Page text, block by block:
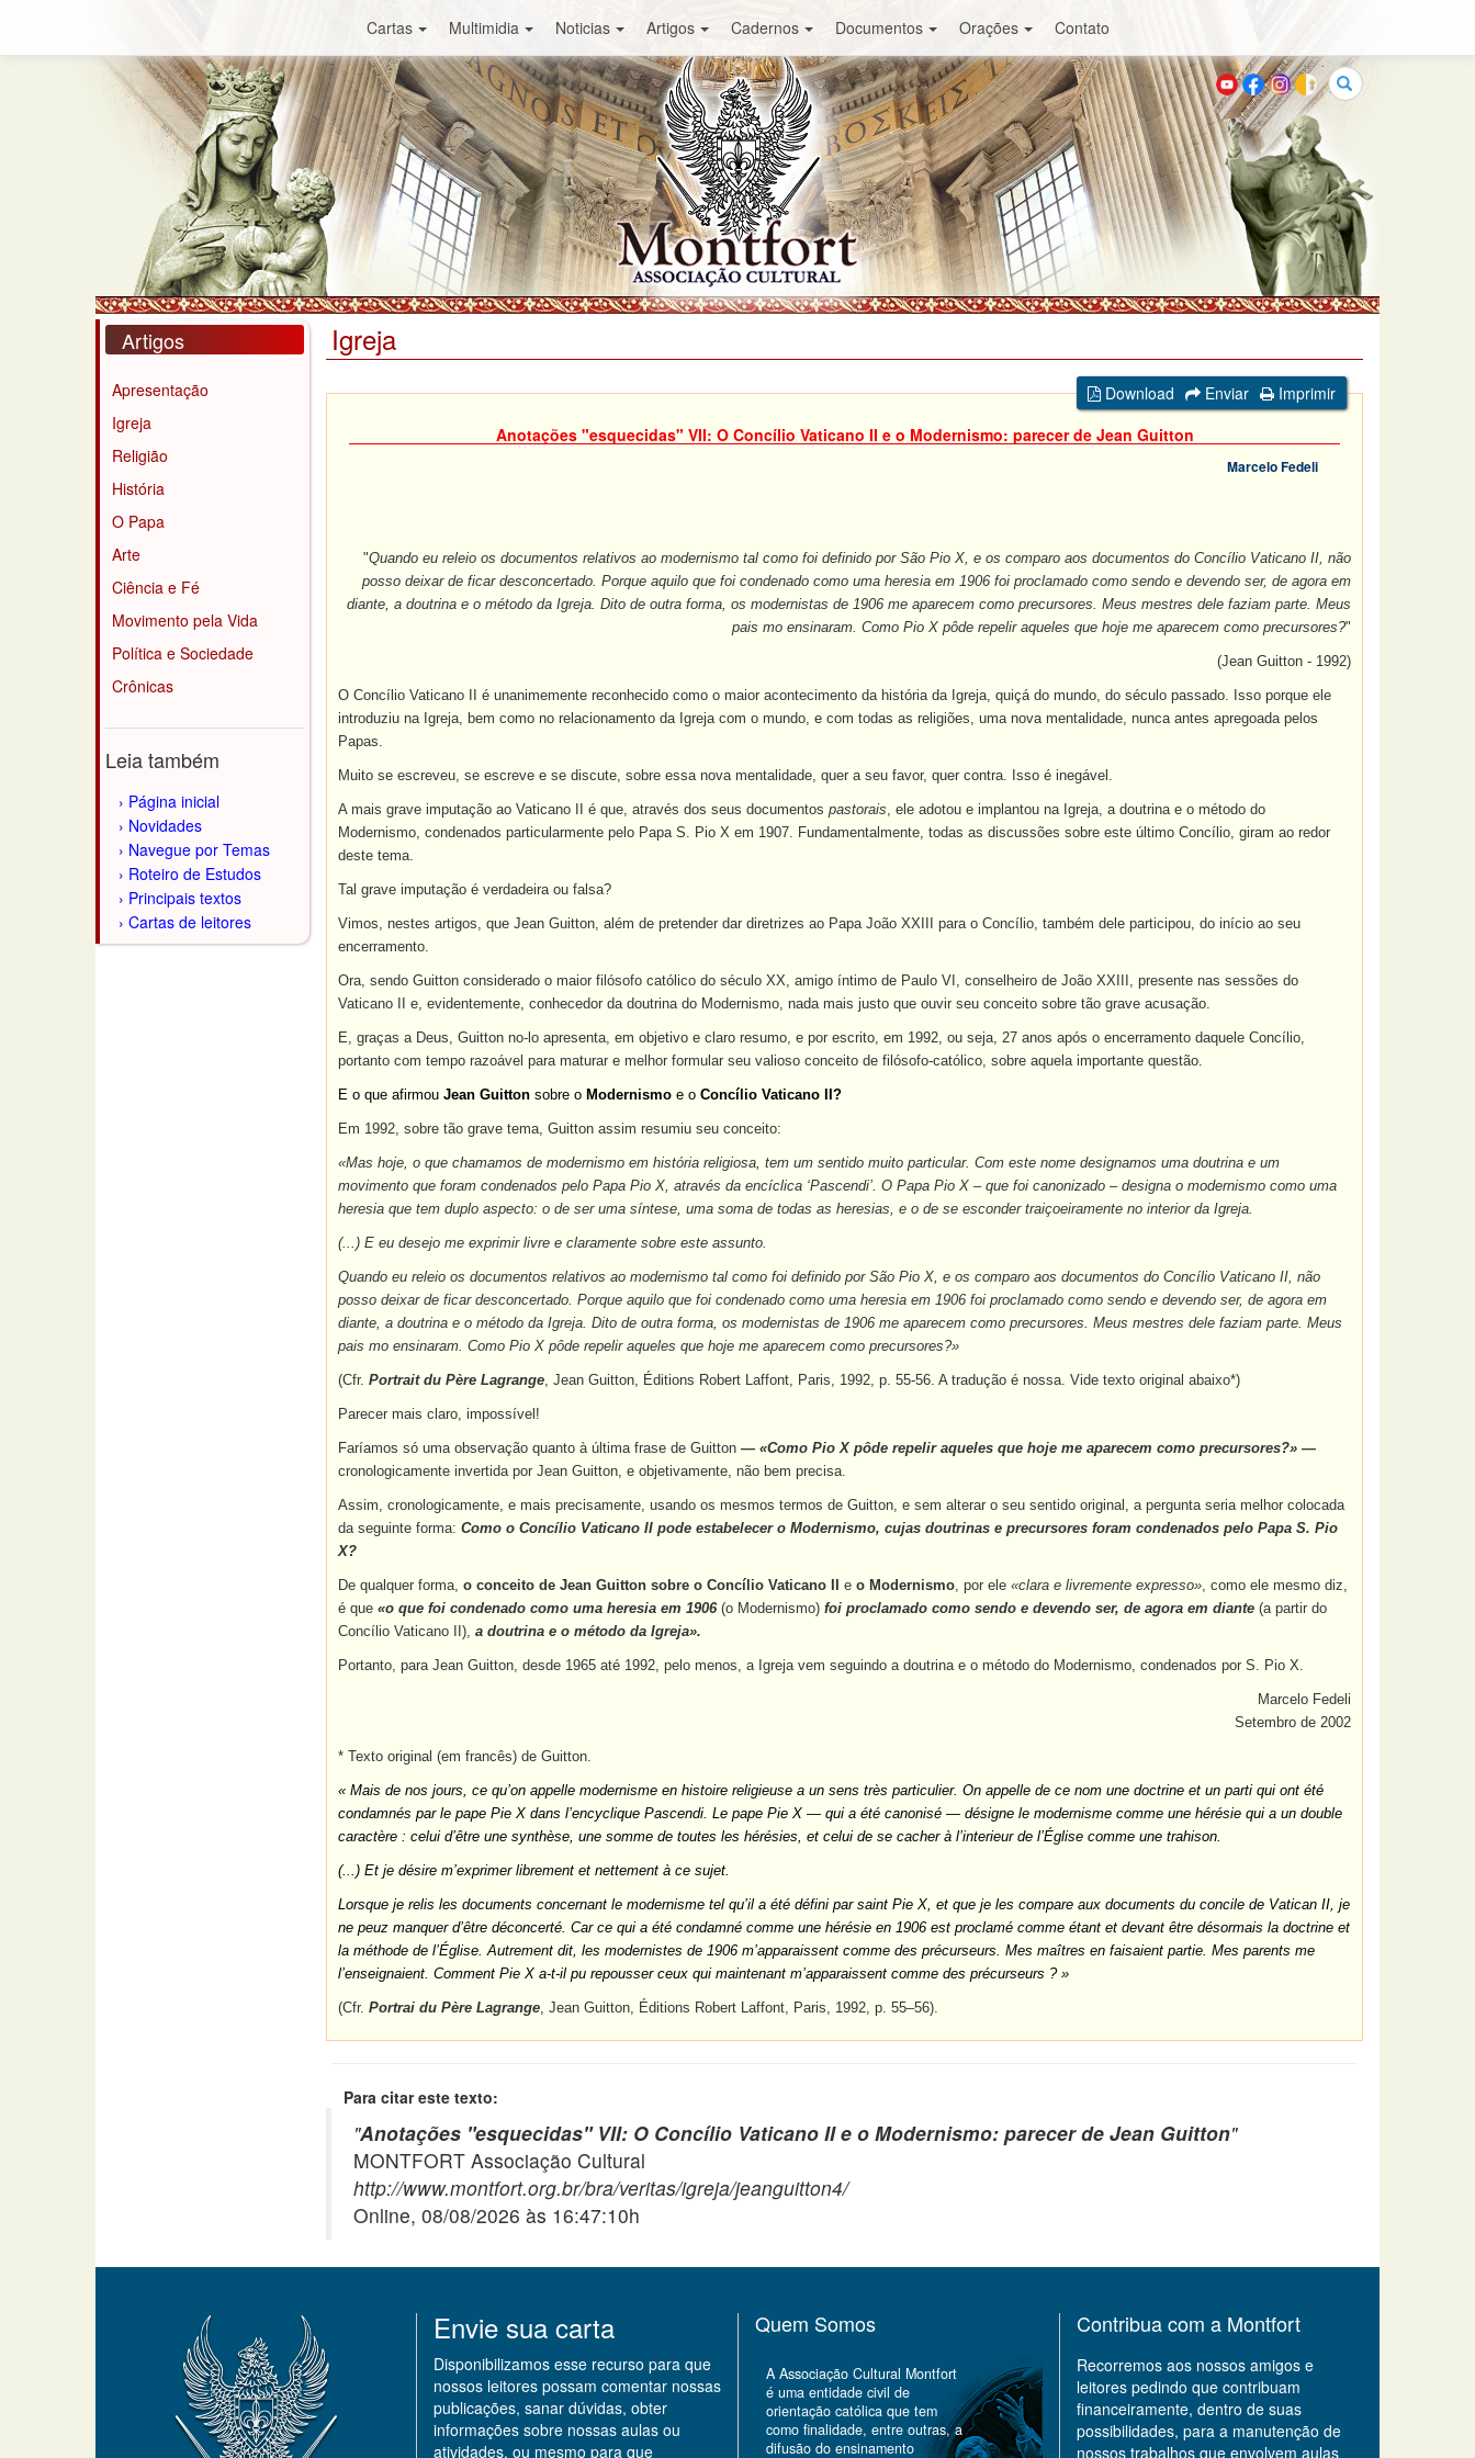
Cartas Multimidia Noticias Artigos Cadernos Documentos Orações Contato
Buscar
Artigos
Apresentação
Igreja
Religião
História
O Papa
Arte
Ciência e Fé
Movimento pela Vida
Política e Sociedade
Crônicas
Leia também
Página inicial
Novidades
Navegue por Temas
Roteiro de Estudos
Principais textos
Cartas de leitores
Igreja
Download Enviar
Imprimir
Anotações "esquecidas" VII: O Concílio Vaticano II e o Modernismo: parecer de Jean Guitton
Marcelo Fedeli
"Quando eu releio os documentos relativos ao modernismo tal como foi definido por São Pio X, e os comparo aos documentos do Concílio Vaticano II, não
posso deixar de ficar desconcertado. Porque aquilo que foi condenado como uma heresia em 1906 foi proclamado como sendo e devendo ser, de agora em
diante, a doutrina e o método da Igreja. Dito de outra forma, os modernistas de 1906 me aparecem como precursores. Meus mestres dele faziam parte. Meus
pais mo ensinaram. Como Pio X pôde repelir aqueles que hoje me aparecem como precursores?"
(Jean Guitton - 1992)
O Concílio Vaticano II é unanimemente reconhecido como o maior acontecimento da história da Igreja, quiçá do mundo, do século passado. Isso porque ele
introduziu na Igreja, bem como no relacionamento da Igreja com o mundo, e com todas as religiões, uma nova mentalidade, nunca antes apregoada pelos
Papas.
Muito se escreveu, se escreve e se discute, sobre essa nova mentalidade, quer a seu favor, quer contra. Isso é inegável.
A mais grave imputação ao Vaticano II é que, através dos seus documentos pastorais, ele adotou e implantou na Igreja, a doutrina e o método do
Modernismo, condenados particularmente pelo Papa S. Pio X em 1907. Fundamentalmente, todas as discussões sobre este último Concílio, giram ao redor
deste tema.
Tal grave imputação é verdadeira ou falsa?
Vimos, nestes artigos, que Jean Guitton, além de pretender dar diretrizes ao Papa João XXIII para o Concílio, também dele participou, do início ao seu
encerramento.
Ora, sendo Guitton considerado o maior filósofo católico do século XX, amigo íntimo de Paulo VI, conselheiro de João XXIII, presente nas sessões do
Vaticano II e, evidentemente, conhecedor da doutrina do Modernismo, nada mais justo que ouvir seu conceito sobre tão grave acusação.
E, graças a Deus, Guitton no-lo apresenta, em objetivo e claro resumo, e por escrito, em 1992, ou seja, 27 anos após o encerramento daquele Concílio,
portanto com tempo razoável para maturar e melhor formular seu valioso conceito de filósofo-católico, sobre aquela importante questão.
E o que afirmou Jean Guitton sobre o Modernismo e o Concílio Vaticano II?
Em 1992, sobre tão grave tema, Guitton assim resumiu seu conceito:
«Mas hoje, o que chamamos de modernismo em história religiosa, tem um sentido muito particular. Com este nome designamos uma doutrina e um
movimento que foram condenados pelo Papa Pio X, através da encíclica ‘Pascendi’. O Papa Pio X – que foi canonizado – designa o modernismo como uma
heresia que tem duplo aspecto: o de ser uma síntese, uma soma de todas as heresias, e o de se esconder traiçoeiramente no interior da Igreja.
(...) E eu desejo me exprimir livre e claramente sobre este assunto.
Quando eu releio os documentos relativos ao modernismo tal como foi definido por São Pio X, e os comparo aos documentos do Concílio Vaticano II, não
posso deixar de ficar desconcertado. Porque aquilo que foi condenado como uma heresia em 1906 foi proclamado como sendo e devendo ser, de agora em
diante, a doutrina e o método da Igreja. Dito de outra forma, os modernistas de 1906 me aparecem como precursores. Meus mestres dele faziam parte. Meus
pais mo ensinaram. Como Pio X pôde repelir aqueles que hoje me aparecem como precursores?»
(Cfr. Portrait du Père Lagrange, Jean Guitton, Éditions Robert Laffont, Paris, 1992, p. 55-56. A tradução é nossa. Vide texto original abaixo*)
Parecer mais claro, impossível!
Faríamos só uma observação quanto à última frase de Guitton — «Como Pio X pôde repelir aqueles que hoje me aparecem como precursores?» —
cronologicamente invertida por Jean Guitton, e objetivamente, não bem precisa.
Assim, cronologicamente, e mais precisamente, usando os mesmos termos de Guitton, e sem alterar o seu sentido original, a pergunta seria melhor colocada
da seguinte forma: Como o Concílio Vaticano II pode estabelecer o Modernismo, cujas doutrinas e precursores foram condenados pelo Papa S. Pio
X?
De qualquer forma, o conceito de Jean Guitton sobre o Concílio Vaticano II e o Modernismo, por ele «clara e livremente expresso», como ele mesmo diz,
é que «o que foi condenado como uma heresia em 1906 (o Modernismo) foi proclamado como sendo e devendo ser, de agora em diante (a partir do
Concílio Vaticano II), a doutrina e o método da Igreja».
Portanto, para Jean Guitton, desde 1965 até 1992, pelo menos, a Igreja vem seguindo a doutrina e o método do Modernismo, condenados por S. Pio X.
Marcelo Fedeli
Setembro de 2002
* Texto original (em francês) de Guitton.
« Mais de nos jours, ce qu’on appelle modernisme en histoire religieuse a un sens très particulier. On appelle de ce nom une doctrine et un parti qui ont été
condamnés par le pape Pie X dans l’encyclique Pascendi. Le pape Pie X — qui a été canonisé — désigne le modernisme comme une hérésie qui a un double
caractère : celui d’être une synthèse, une somme de toutes les hérésies, et celui de se cacher à l’interieur de l’Église comme une trahison.
(...) Et je désire m’exprimer librement et nettement à ce sujet.
Lorsque je relis les documents concernant le modernisme tel qu’il a été défini par saint Pie X, et que je les compare aux documents du concile de Vatican II, je
ne peuz manquer d’être déconcerté. Car ce qui a été condamné comme une hérésie en 1906 est proclamé comme étant et devant être désormais la doctrine et
la méthode de l’Église. Autrement dit, les modernistes de 1906 m’apparaissent comme des précurseurs. Mes maîtres en faisaient partie. Mes parents me
l’enseignaient. Comment Pie X a-t-il pu repousser ceux qui maintenant m’apparaissent comme des précurseurs ? »
(Cfr. Portrai du Père Lagrange, Jean Guitton, Éditions Robert Laffont, Paris, 1992, p. 55–56).
Para citar este texto:
"Anotações "esquecidas" VII: O Concílio Vaticano II e o Modernismo: parecer de Jean Guitton"
MONTFORT Associação Cultural
http://www.montfort.org.br/bra/veritas/igreja/jeanguitton4/
Online, 08/08/2026 às 16:47:10h
Envie sua carta
Disponibilizamos esse recurso para que
nossos leitores possam comentar nossas
publicações, sanar dúvidas, obter
informações sobre nossas aulas ou
atividades, ou mesmo para que
Quem Somos
A Associação Cultural Montfort
é uma entidade civil de
orientação católica que tem
como finalidade, entre outras, a
difusão do ensinamento
Contribua com a Montfort
Recorremos aos nossos amigos e
leitores pedindo que contribuam
financeiramente, dentro de suas
possibilidades, para a manutenção de
nossos trabalhos que envolvem aulas